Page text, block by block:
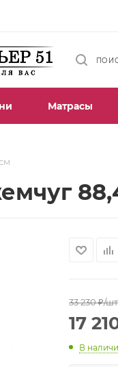
Матрасы
33 230₽/шт
17
В